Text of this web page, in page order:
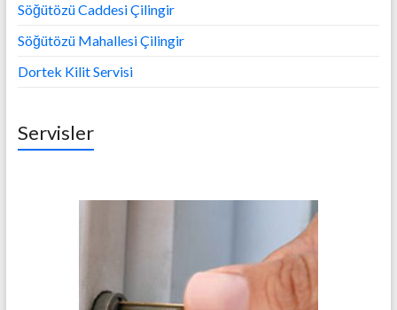
Söğütözü Caddesi Çilingir
Söğütözü Mahallesi Çilingir
Dortek Kilit Servisi
Servisler